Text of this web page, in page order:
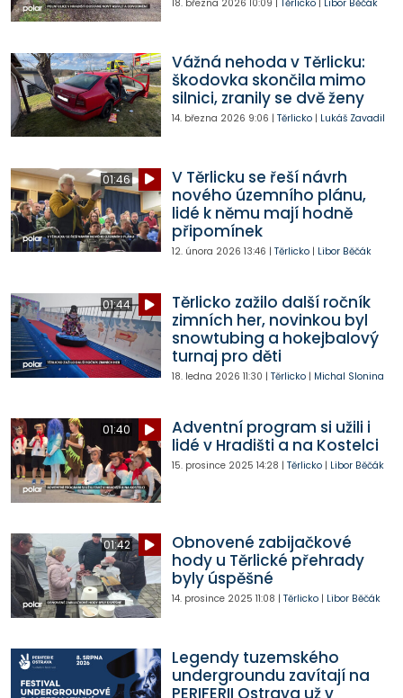
18. března 2026 10:09 Těrlicko| Libor Běčák
Vážná nehoda v Těrlicku:
škodovka skončila mimo
silnici, zranily se dvě ženy
14. března 2026 9:06 | Těrlicko| Lukáš Zavadil
01:46
V Těrlicku se řeší návrh
nového územního plánu,
lidé k němu mají hodně
připomínek
12. února 2026 13:46 | Těrlicko| Libor Běčák
01:44
Těrlicko zažilo další ročník
zimních her, novinkou byl
snowtubing a hokejbalový
turnaj pro děti
18. ledna 2026 11:30 | Těrlicko| Michal Slonina
01:40
Adventní program si užili i
lidé v Hradišti a na Kostelci
15. prosince 2025 14:28 | Těrlicko| Libor Běčák
01:42
Obnovené zabijačkové
hody u Těrlické přehrady
byly úspěšné
14. prosince 2025 11:08 | Těrlicko| Libor Běčák
Legendy tuzemského
undergroundu zavítají na